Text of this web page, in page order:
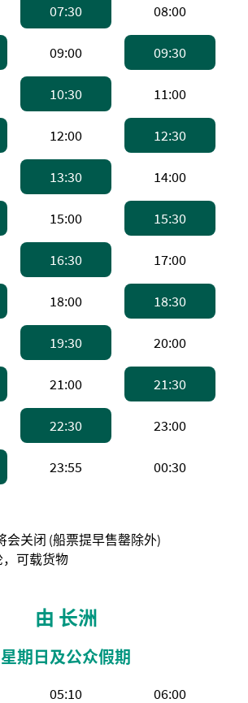
7:00，高速船
07:30上午7:30，普通渡轮 。
08:00上午8:00
8:30，普通渡轮 。备注：普通渡轮，
09:00上午9:00，高速船
09:30上午9:30
，高速船
10:30上午10:30，普通渡轮 。
11:00上午
11:30，普通渡轮 。备注：普通渡轮
12:00下午12:00，高速船
12:30下午
1:00，高速船
13:30下午1:30，普通渡轮 。
14:00下午2:00
2:30，普通渡轮 。备注：普通渡轮，
15:00下午3:00，高速船
15:30下午3:30
4:00，高速船
16:30下午4:30，普通渡轮 。
17:00下午5:00
5:30，普通渡轮 。备注：普通渡轮，
18:00下午6:00，高速船
18:30下午6:30
7:00，高速船
19:30下午7:30，普通渡轮 。
20:00下午8:00
8:30，普通渡轮 。备注：普通渡轮，
21:00下午9:00，高速船
21:30下午9:30
，高速船
22:30下午10:30，普通渡轮 。
23:00下午
11:30，普通渡轮 。备注：普通渡轮
23:55下午11:55，高速船
00:30上午
会关闭 (船票提早售罄除外)
可载货物
由 长洲
星期日及公众假期
2:20，高速船
05:10上午5:10，高速船
06:00上午6:00